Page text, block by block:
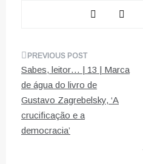
Navegação
de
artigos
Sabes, leitor… | 13 | Marca
de água do livro de
Gustavo Zagrebelsky, ‘A
crucificação e a
democracia’